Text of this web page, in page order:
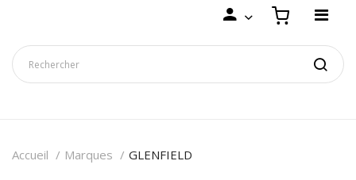
Accueil Marques GLENFIELD